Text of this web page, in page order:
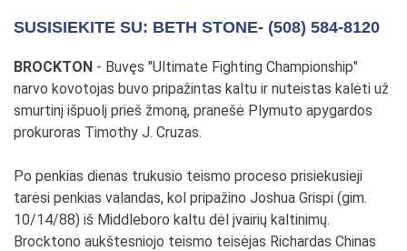
SUSISIEKITE SU: BETH STONE- (508) 584-8120
BROCKTON - Buvęs "Ultimate Fighting Championship"
narvo kovotojas buvo pripažintas kaltu ir nuteistas kalėti už
smurtinį išpuolį prieš žmoną, pranešė Plymuto apygardos
prokuroras Timothy J. Cruzas.
Po penkias dienas trukusio teismo proceso prisiekusieji
tarėsi penkias valandas, kol pripažino Joshua Grispi (gim.
10/14/88) iš Middleboro kaltu dėl įvairių kaltinimų.
Brocktono aukštesniojo teismo teisėjas Richardas Chinas